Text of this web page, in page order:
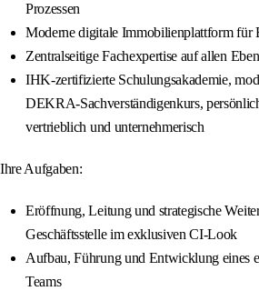
Prozessen
Moderne digitale Immobilienplattform für
Zentralseitige Fachexpertise auf allen
IHK-zertifizierte Schulungsakademie,
DEKRA-Sachverständigenkurs,
vertrieblich und unternehmerisch
Ihre Aufgaben:
Eröffnung, Leitung und strategische
Geschäftsstelle im exklusiven CI-Look
Aufbau, Führung und Entwicklung eines
Teams